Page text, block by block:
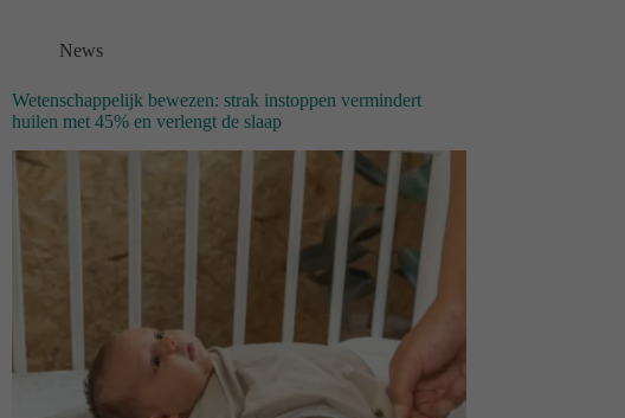
News
Wetenschappelijk bewezen: strak instoppen vermindert
huilen met 45% en verlengt de slaap